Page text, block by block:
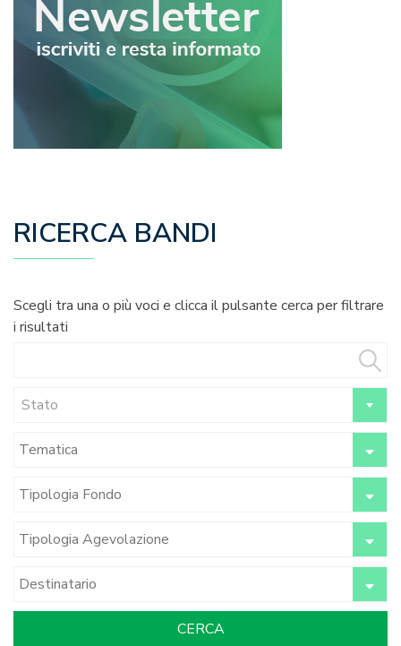
RICERCA BANDI
Scegli tra una o più voci e clicca il pulsante cerca per filtrare
i risultati
Stato